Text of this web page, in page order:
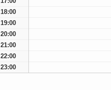
18:00
19:00
20:00
21:00
22:00
23:00